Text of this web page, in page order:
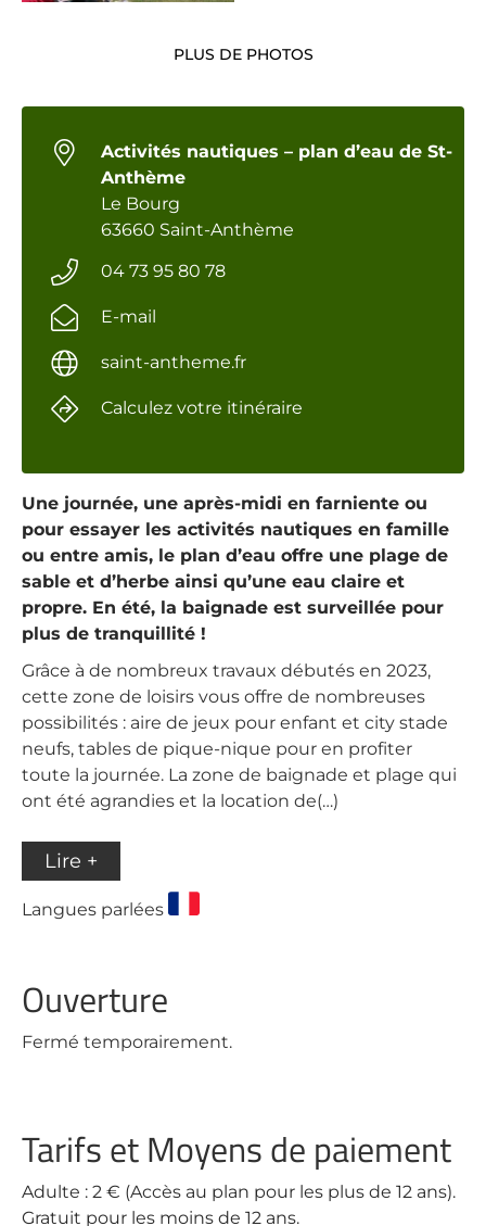
PLUS DE PHOTOS
Une journée, une après-midi en farniente ou
pour essayer les activités nautiques en famille
ou entre amis, le plan d’eau offre une plage de
sable et d’herbe ainsi qu’une eau claire et
propre. En été, la baignade est surveillée pour
plus de tranquillité !
Grâce à de nombreux travaux débutés en 2023,
cette zone de loisirs vous offre de nombreuses
possibilités : aire de jeux pour enfant et city stade
neufs, tables de pique-nique pour en profiter
toute la journée. La zone de baignade et plage qui
ont été agrandies et la location de(…)
Lire +
Langues parlées
Ouverture
Fermé temporairement.
Tarifs et Moyens de paiement
Adulte : 2 € (Accès au plan pour les plus de 12 ans).
Gratuit pour les moins de 12 ans.
Activités nautiques – plan d’eau de St-
Anthème
Le Bourg
63660 Saint-Anthème
04 73 95 80 78
E-mail
saint-antheme.fr
Calculez votre itinéraire